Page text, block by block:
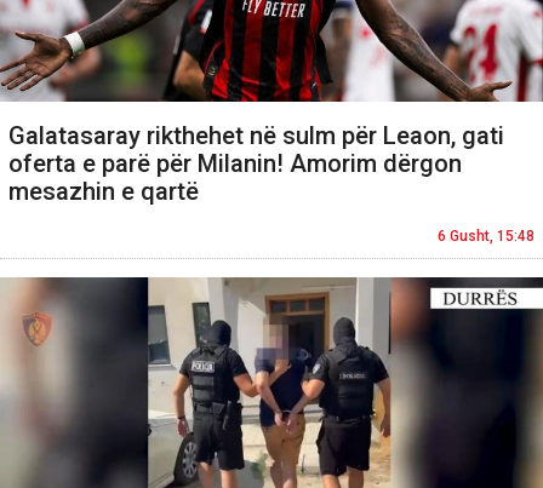
Galatasaray rikthehet në sulm për Leaon, gati
oferta e parë për Milanin! Amorim dërgon
mesazhin e qartë
6 Gusht, 15:48